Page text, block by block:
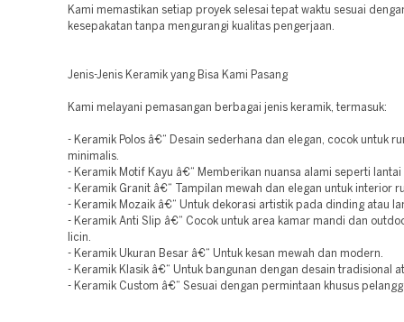
Kami memastikan setiap proyek selesai tepat waktu sesuai
kesepakatan tanpa mengurangi kualitas pengerjaan.
Jenis-Jenis Keramik yang Bisa Kami Pasang
Kami melayani pemasangan berbagai jenis keramik, termasuk:
- Keramik Polos â€“ Desain sederhana dan elegan, cocok untuk
minimalis.
- Keramik Motif Kayu â€“ Memberikan nuansa alami seperti lantai
- Keramik Granit â€“ Tampilan mewah dan elegan untuk interior
- Keramik Mozaik â€“ Untuk dekorasi artistik pada dinding atau
- Keramik Anti Slip â€“ Cocok untuk area kamar mandi dan
licin.
- Keramik Ukuran Besar â€“ Untuk kesan mewah dan modern.
- Keramik Klasik â€“ Untuk bangunan dengan desain tradisional
- Keramik Custom â€“ Sesuai dengan permintaan khusus